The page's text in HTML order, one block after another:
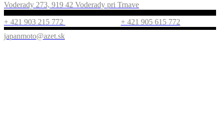
Voderady 273, 919 42 Voderady pri Trnave
+ 421 903 215 772
+ 421 905 615 772
japanmoto@azet.sk